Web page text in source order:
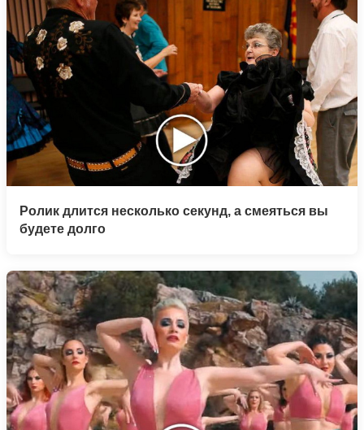
Ролик длится несколько секунд, а смеяться вы
будете долго